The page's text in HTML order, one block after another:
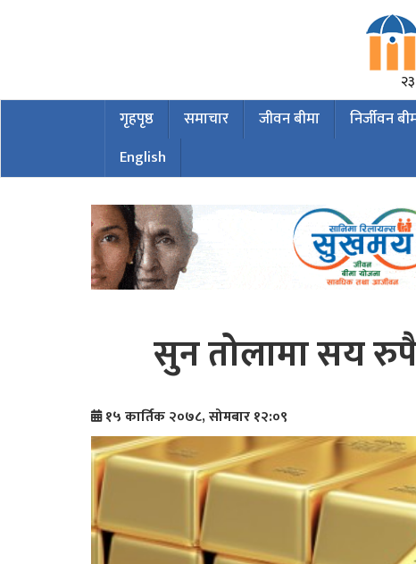
गृहपृष्ठ समाचार जीवन बीमा निर्जीवन
English
सुन तोलामा सय
१५ कार्तिक २०७८, सोमबार १२:०९